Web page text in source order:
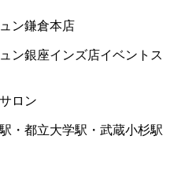
ン鎌倉本店
ン銀座インズ店イベントス
ロン
・都立大学駅・武蔵小杉駅